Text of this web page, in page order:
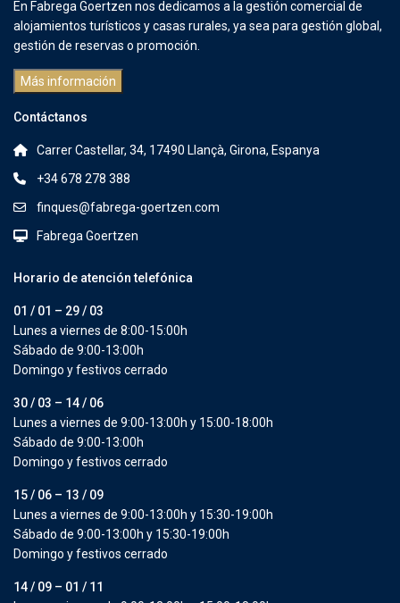
En Fabrega Goertzen nos dedicamos a la gestión comercial de
alojamientos turísticos y casas rurales, ya sea para gestión global,
gestión de reservas o promoción.
Más información
Contáctanos
Carrer Castellar, 34, 17490 Llançà, Girona, Espanya
+34 678 278 388
finques@fabrega-goertzen.com
Fabrega Goertzen
Horario de atención telefónica
01 / 01 – 29 / 03
Lunes a viernes de 8:00-15:00h
Sábado de 9:00-13:00h
Domingo y festivos cerrado
30 / 03 – 14 / 06
Lunes a viernes de 9:00-13:00h y 15:00-18:00h
Sábado de 9:00-13:00h
Domingo y festivos cerrado
15 / 06 – 13 / 09
Lunes a viernes de 9:00-13:00h y 15:30-19:00h
Sábado de 9:00-13:00h y 15:30-19:00h
Domingo y festivos cerrado
14 / 09 – 01 / 11